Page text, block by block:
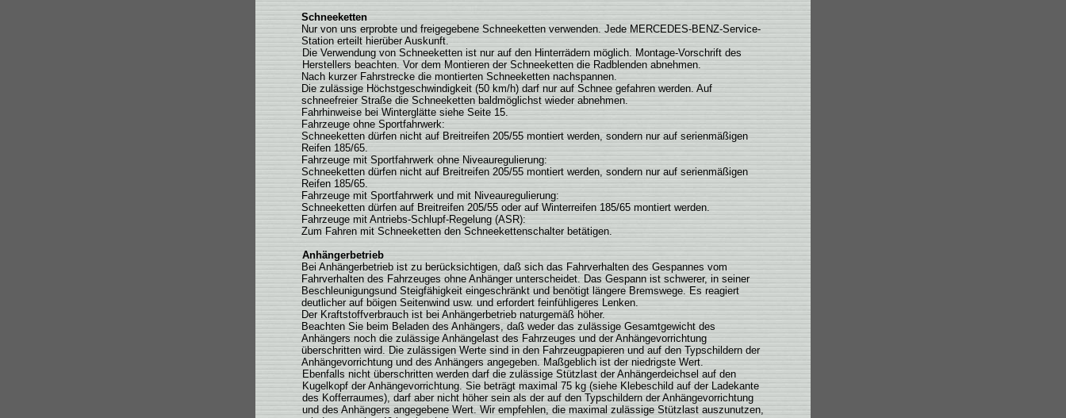
Schneeketten
Nur von uns erprobte und freigegebene Schneeketten verwenden. Jede MERCEDES-BENZ-Service-
Station erteilt hierüber Auskunft.
Die Verwendung von Schneeketten ist nur auf den Hinterrädern möglich. Montage-Vorschrift des
Herstellers beachten. Vor dem Montieren der Schneeketten die Radblenden abnehmen.
Nach kurzer Fahrstrecke die montierten Schneeketten nachspannen.
Die zulässige Höchstgeschwindigkeit (50 km/h) darf nur auf Schnee gefahren werden. Auf
schneefreier Straße die Schneeketten baldmöglichst wieder abnehmen.
Fahrhinweise bei Winterglätte siehe Seite 15.
Fahrzeuge ohne Sportfahrwerk:
Schneeketten dürfen nicht auf Breitreifen 205/55 montiert werden, sondern nur auf serienmäßigen
Reifen 185/65.
Fahrzeuge mit Sportfahrwerk ohne Niveauregulierung:
Schneeketten dürfen nicht auf Breitreifen 205/55 montiert werden, sondern nur auf serienmäßigen
Reifen 185/65.
Fahrzeuge mit Sportfahrwerk und mit Niveauregulierung:
Schneeketten dürfen auf Breitreifen 205/55 oder auf Winterreifen 185/65 montiert werden.
Fahrzeuge mit Antriebs-Schlupf-Regelung (ASR):
Zum Fahren mit Schneeketten den Schneekettenschalter betätigen.
Anhängerbetrieb
Bei Anhängerbetrieb ist zu berücksichtigen, daß sich das Fahrverhalten des Gespannes vom
Fahrverhalten des Fahrzeuges ohne Anhänger unterscheidet. Das Gespann ist schwerer, in seiner
Beschleunigungs­und Steigfähigkeit eingeschränkt und benötigt längere Bremswege. Es reagiert
deutlicher auf böigen Seitenwind usw. und erfordert feinfühligeres Lenken.
Der Kraftstoffverbrauch ist bei Anhängerbetrieb naturgemäß höher.
Beachten Sie beim Beladen des Anhängers, daß weder das zulässige Gesamtgewicht des
Anhängers noch die zulässige Anhängelast des Fahrzeuges und der Anhängevorrichtung
überschritten wird. Die zulässigen Werte sind in den Fahrzeugpapieren und auf den Typschildern der
Anhängevorrichtung und des Anhängers angegeben. Maßgeblich ist der niedrigste Wert.
Ebenfalls nicht überschritten werden darf die zulässige Stützlast der Anhängerdeichsel auf den
Kugelkopf der Anhängevorrichtung. Sie beträgt maximal 75 kg (siehe Klebeschild auf der Ladekante
des Kofferraumes), darf aber nicht höher sein als der auf den Typschildern der Anhängevorrichtung
und des Anhängers angegebene Wert. Wir empfehlen, die maximal zulässige Stützlast auszunutzen,